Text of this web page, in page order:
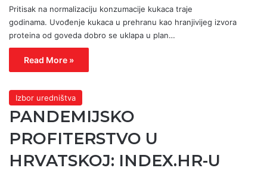
Pritisak na normalizaciju konzumacije kukaca traje
godinama. Uvođenje kukaca u prehranu kao hranjivijeg izvora
proteina od goveda dobro se uklapa u plan…
Read More »
Izbor uredništva
PANDEMIJSKO
PROFITERSTVO U
HRVATSKOJ: INDEX.HR-U